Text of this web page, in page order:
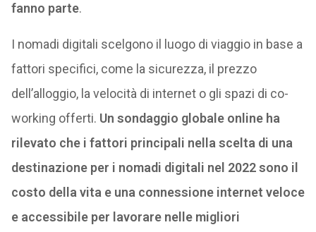
fanno parte.
I nomadi digitali scelgono il luogo di viaggio in base a
fattori specifici, come la sicurezza, il prezzo
dell’alloggio, la velocità di internet o gli spazi di co-
working offerti. Un sondaggio globale online ha
rilevato che i fattori principali nella scelta di una
destinazione per i nomadi digitali nel 2022 sono il
costo della vita e una connessione internet veloce
e accessibile per lavorare nelle migliori